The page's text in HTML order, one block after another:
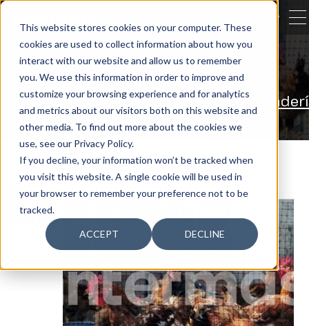
This website stores cookies on your computer. These
cookies are used to collect information about how you
interact with our website and allow us to remember
you. We use this information in order to improve and
customize your browsing experience and for analytics
and metrics about our visitors both on this website and
other media. To find out more about the cookies we
use, see our Privacy Policy.
If you decline, your information won’t be tracked when
you visit this website. A single cookie will be used in
your browser to remember your preference not to be
tracked.
ACCEPT DECLINE
BUSCAR
CERRAR
Nuestras actividades Agricultura
Mallas técnicas y sistemas para la
Avinet